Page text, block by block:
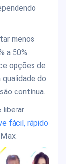
menos
a 50%
opções de
do
contínua.
liberar
fácil, rápido